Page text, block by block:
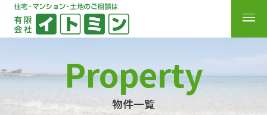
Property
物件一覧